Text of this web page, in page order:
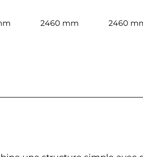
2460 mm 2460